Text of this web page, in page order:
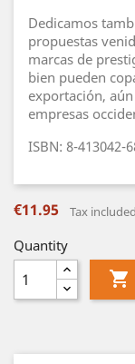
Dedicamos
propuestas
marcas de
bien pueden
exportación,
empresas
ISBN: 8-413042-
€11.95 Tax included
Quantity
